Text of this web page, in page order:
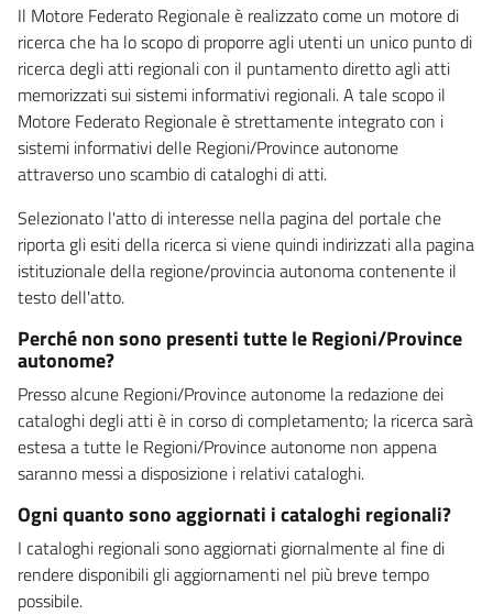
Il Motore Federato Regionale è realizzato come un motore di
ricerca che ha lo scopo di proporre agli utenti un unico punto di
ricerca degli atti regionali con il puntamento diretto agli atti
memorizzati sui sistemi informativi regionali. A tale scopo il
Motore Federato Regionale è strettamente integrato con i
sistemi informativi delle Regioni/Province autonome
attraverso uno scambio di cataloghi di atti.
Selezionato l'atto di interesse nella pagina del portale che
riporta gli esiti della ricerca si viene quindi indirizzati alla pagina
istituzionale della regione/provincia autonoma contenente il
testo dell'atto.
Perché non sono presenti tutte le Regioni/Province
autonome?
Presso alcune Regioni/Province autonome la redazione dei
cataloghi degli atti è in corso di completamento; la ricerca sarà
estesa a tutte le Regioni/Province autonome non appena
saranno messi a disposizione i relativi cataloghi.
Ogni quanto sono aggiornati i cataloghi regionali?
I cataloghi regionali sono aggiornati giornalmente al fine di
rendere disponibili gli aggiornamenti nel più breve tempo
possibile.